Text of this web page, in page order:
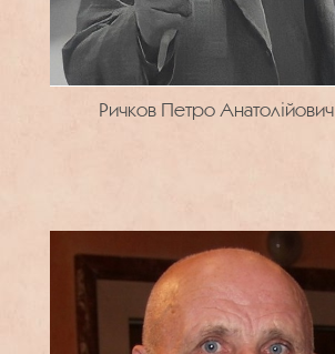
Ричков Петро Анатолійович